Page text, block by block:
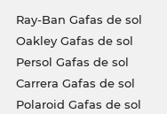
Ray-Ban Gafas de sol
Oakley Gafas de sol
Persol Gafas de sol
Carrera Gafas de sol
Polaroid Gafas de sol